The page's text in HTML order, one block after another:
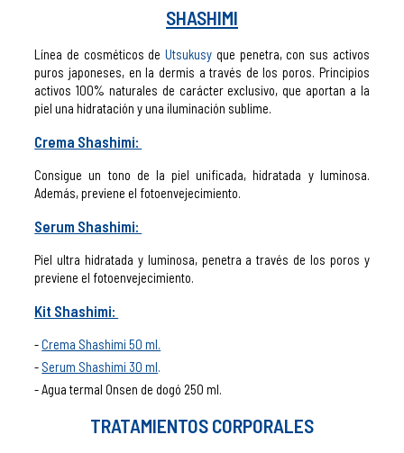
SHASHIMI
Línea de cosméticos deUtsukusy que penetra, con sus activos
puros japoneses, en la dermis a través de los poros. Principios
activos 100% naturales de carácter exclusivo, que aportan a la
piel una hidratación y una iluminación sublime.
Crema Shashimi:
Consigue un tono de la piel unificada, hidratada y luminosa.
Además, previene el fotoenvejecimiento.
Serum Shashimi:
Piel ultra hidratada y luminosa, penetra a través de los poros y
previene el fotoenvejecimiento.
Kit Shashimi:
Crema Shashimi 50 ml.
Serum Shashimi 30 ml.
Agua termal Onsen de dogó 250 ml.
TRATAMIENTOS CORPORALES